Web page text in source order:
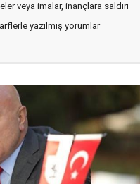
veya imalar, inançlara saldırı
yazılmış yorumlar